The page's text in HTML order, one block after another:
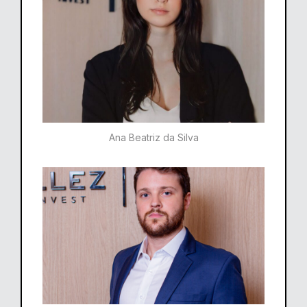
Ana Beatriz da Silva